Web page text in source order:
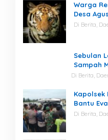
Warga
Desa
Di Berita,
Sebulan
Sampah
Stadion
Di Berita,
Kapolsek
Bantu
Perairan
Di Berita,